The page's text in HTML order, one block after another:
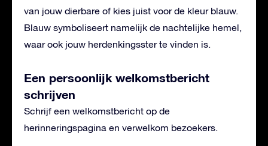
van jouw dierbare of kies juist voor de kleur blauw.
Blauw symboliseert namelijk de nachtelijke hemel,
waar ook jouw herdenkingsster te vinden is.
Een persoonlijk welkomstbericht
schrijven
Schrijf een welkomstbericht op de
herinneringspagina en verwelkom bezoekers.